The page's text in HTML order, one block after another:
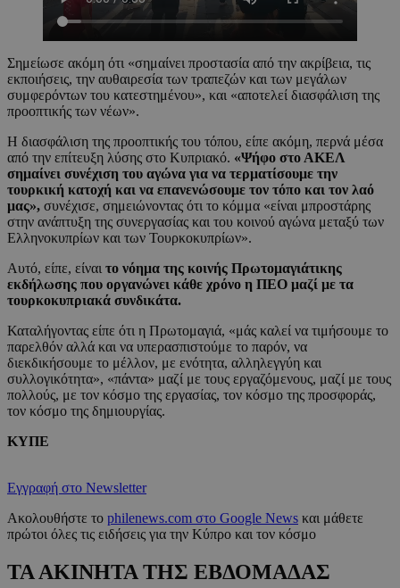
Σημείωσε ακόμη ότι «σημαίνει προστασία από την ακρίβεια, τις
εκποιήσεις, την αυθαιρεσία των τραπεζών και των μεγάλων
συμφερόντων του κατεστημένου», και «αποτελεί διασφάλιση της
προοπτικής των νέων».
Η διασφάλιση της προοπτικής του τόπου, είπε ακόμη, περνά μέσα
από την επίτευξη λύσης στο Κυπριακό. «Ψήφο στο ΑΚΕΛ
σημαίνει συνέχιση του αγώνα για να τερματίσουμε την
τουρκική κατοχή και να επανενώσουμε τον τόπο και τον λαό
μας», συνέχισε, σημειώνοντας ότι το κόμμα «είναι μπροστάρης
στην ανάπτυξη της συνεργασίας και του κοινού αγώνα μεταξύ των
Ελληνοκυπρίων και των Τουρκοκυπρίων».
Αυτό, είπε, είναι το νόημα της κοινής Πρωτομαγιάτικης
εκδήλωσης που οργανώνει κάθε χρόνο η ΠΕΟ μαζί με τα
τουρκοκυπριακά συνδικάτα.
Καταλήγοντας είπε ότι η Πρωτομαγιά, «μάς καλεί να τιμήσουμε το
παρελθόν αλλά και να υπερασπιστούμε το παρόν, να
διεκδικήσουμε το μέλλον, με ενότητα, αλληλεγγύη και
συλλογικότητα», «πάντα» μαζί με τους εργαζόμενους, μαζί με τους
πολλούς, με τον κόσμο της εργασίας, τον κόσμο της προσφοράς,
τον κόσμο της δημιουργίας.
ΚΥΠΕ
Εγγραφή στο Newsletter
Ακολουθήστε το philenews.com στο Google News και μάθετε
πρώτοι όλες τις ειδήσεις για την Κύπρο και τον κόσμο
ΤΑ ΑΚΙΝΗΤΑ ΤΗΣ ΕΒΔΟΜΑΔΑΣ